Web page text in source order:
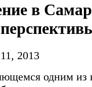
в
2013
одним из